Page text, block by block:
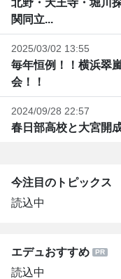
北野・天王寺・堀川
関同立...
2025/03/02 13:55
毎年恒例！！横浜翠
会！！
2024/09/28 22:57
春日部高校と大宮開
今注目のトピックス
読込中
エデュおすすめ
読込中